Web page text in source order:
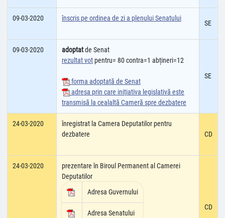
09-03-2020 înscris pe ordinea de zi a plenului Senatului
SE
09-03-2020 adoptatde Senat
rezultat vot pentru= 80 contra=1 abțineri=12
forma adoptată de Senat
adresa prin care iniţiativa legislativă este
transmisă la cealaltă Cameră spre dezbatere
SE
24-03-2020
înregistrat la Camera Deputatilor pentru
dezbatere
CD
24-03-2020
prezentare în Biroul Permanent al Camerei
Deputatilor
Adresa Guvernului
Adresa Senatului
CD